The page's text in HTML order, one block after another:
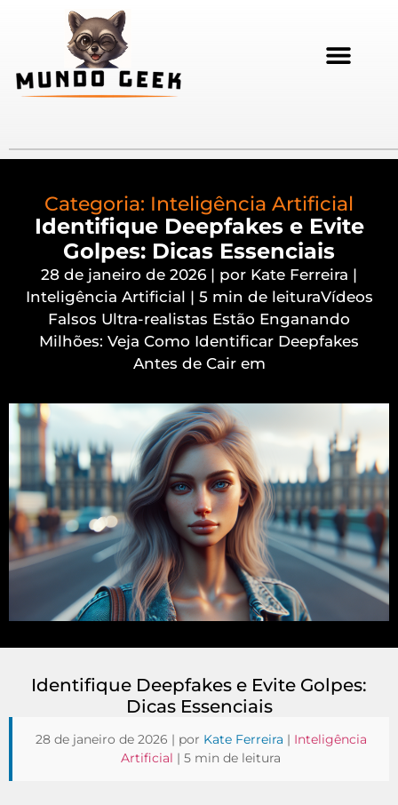
Categoria: Inteligência Artificial
Identifique Deepfakes e Evite
Golpes: Dicas Essenciais
28 de janeiro de 2026 | por Kate Ferreira |
Inteligência Artificial | 5 min de leituraVídeos
Falsos Ultra-realistas Estão Enganando
Milhões: Veja Como Identificar Deepfakes
Antes de Cair em
Identifique Deepfakes e Evite Golpes:
Dicas Essenciais
28 de janeiro de 2026 | por Kate Ferreira | Inteligência
Artificial | 5 min de leitura